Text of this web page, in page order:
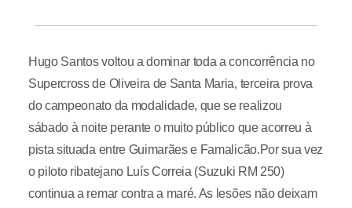
Hugo Santos voltou a dominar toda a concorrência no
Supercross de Oliveira de Santa Maria, terceira prova
do campeonato da modalidade, que se realizou
sábado à noite perante o muito público que acorreu à
pista situada entre Guimarães e Famalicão.Por sua vez
o piloto ribatejano Luís Correia (Suzuki RM 250)
continua a remar contra a maré. As lesões não deixam